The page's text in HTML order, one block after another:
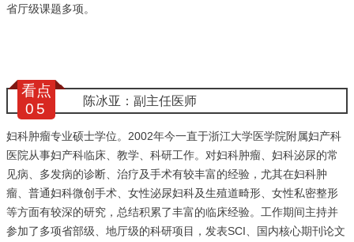
省厅级课题多项。
看点
0 5 陈冰亚：副主任医师
妇科肿瘤专业硕士学位。2002年今一直于浙江大学医学院附属妇产科
医院从事妇产科临床、教学、科研工作。对妇科肿瘤、妇科泌尿的常
见病、多发病的诊断、治疗及手术有较丰富的经验，尤其在妇科肿
瘤、普通妇科微创手术、女性泌尿妇科及生殖道畸形、女性私密整形
等方面有较深的研究，总结积累了丰富的临床经验。工作期间主持并
参加了多项省部级、地厅级的科研项目，发表SCI、国内核心期刊论文